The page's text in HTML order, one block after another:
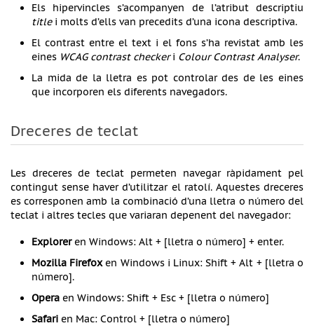
Els hipervincles s’acompanyen de l’atribut descriptiu
titlei molts d’ells van precedits d’una icona descriptiva.
El contrast entre el text i el fons s’ha revistat amb les
eines WCAG contrast checkeri Colour Contrast Analyser.
La mida de la lletra es pot controlar des de les eines
que incorporen els diferents navegadors.
Dreceres de teclat
Les dreceres de teclat permeten navegar ràpidament pel
contingut sense haver d’utilitzar el ratolí. Aquestes dreceres
es corresponen amb la combinació d’una lletra o número del
teclat i altres tecles que variaran depenent del navegador:
Exploreren Windows: Alt + [lletra o número] + enter.
Mozilla Firefoxen Windows i Linux: Shift + Alt + [lletra o
número].
Opera en Windows: Shift + Esc + [lletra o número]
Safari en Mac: Control + [lletra o número]